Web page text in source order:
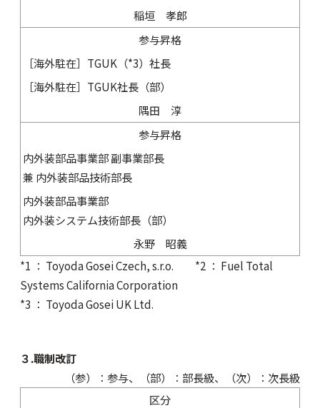
稲垣 孝郎
参与昇格
［海外駐在］TGUK（*3）社長
［海外駐在］TGUK社長（部）
隅田 淳
参与昇格
内外装部品事業部 副事業部長
兼 内外装部品技術部長
内外装部品事業部
内外装システム技術部長（部）
永野 昭義
*1 ： Toyoda Gosei Czech, s.r.o. *2 ： Fuel Total
Systems California Corporation
*3 ： Toyoda Gosei UK Ltd.
３.職制改訂
（参）：参与、（部）：部長級、（次）：次長級
区分